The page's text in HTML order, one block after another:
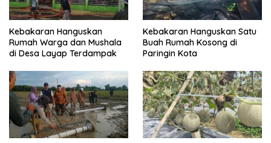
Kebakaran Hanguskan
Rumah Warga dan Mushala
di Desa Layap Terdampak
Kebakaran Hanguskan Satu
Buah Rumah Kosong di
Paringin Kota